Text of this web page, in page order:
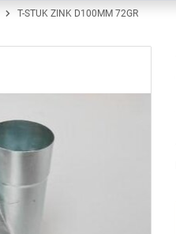
T-STUK ZINK D100MM 72GR